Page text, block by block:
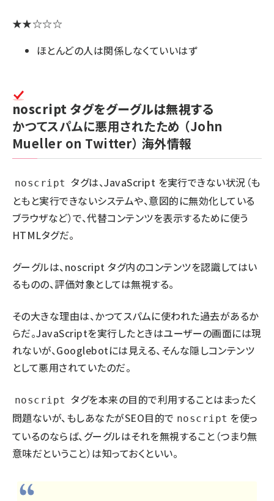
★★☆☆☆
ほとんどの人は関係しなくていいはず
noscript タグをグーグルは無視する
かつてスパムに悪用されたため （John
Mueller on Twitter） 海外情報
noscript タグは、JavaScript を実行できない状況（も
ともと実行できないシステムや、意図的に無効化している
ブラウザなど）で、代替コンテンツを表示するために使う
HTMLタグだ。
グーグルは、noscript タグ内のコンテンツを認識してはい
るものの、評価対象としては無視する。
その大きな理由は、かつてスパムに使われた過去があるか
らだ。JavaScriptを実行したときはユーザーの画面には現
れないが、Googlebotには見える、そんな隠しコンテンツ
として悪用されていたのだ。
noscript タグを本来の目的で利用することはまったく
問題ないが、もしあなたがSEO目的で noscript を使っ
ているのならば、グーグルはそれを無視すること（つまり無
意味だということ）は知っておくといい。